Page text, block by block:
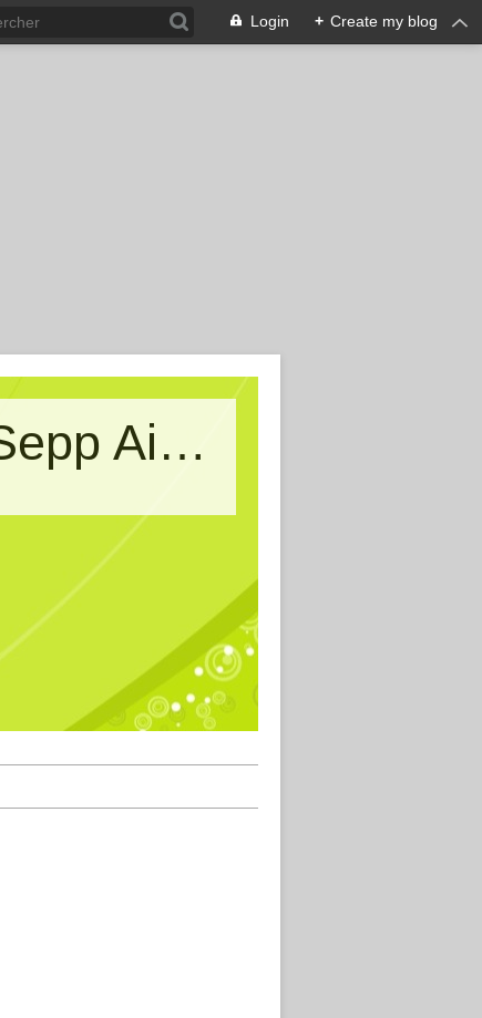
Login + Create my blog
Kritische Massen - Ein Blog von Sepp Aigner